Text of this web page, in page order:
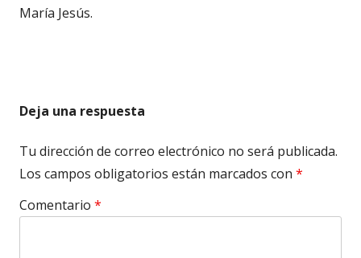
María Jesús.
Deja una respuesta
Tu dirección de correo electrónico no será publicada.
Los campos obligatorios están marcados con *
Comentario *